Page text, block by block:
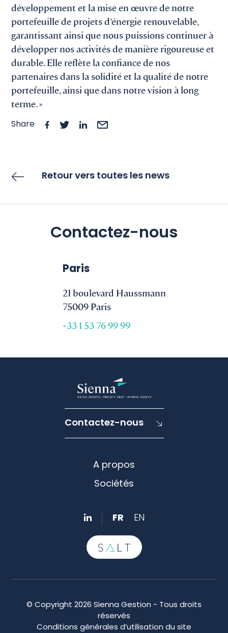
développement et la mise en œuvre de notre
portefeuille de projets d’énergie renouvelable,
garantissant ainsi que nous puissions continuer à
développer nos activités de manière rigoureuse et
durable. Elle reflète la confiance de nos
partenaires dans la solidité et la qualité de notre
portefeuille, ainsi que dans notre vision à long
terme. »
Share
Retour vers toutes les news
Contactez-nous
Paris
21 boulevard Haussmann
75009 Paris
+33 1 53 76 99 99
Contactez-nous
A propos
Sociétés
FR EN
© Copyright 2026 Sienna Gestion - Tous droits
réservés
Conditions générales d’utilisation du site